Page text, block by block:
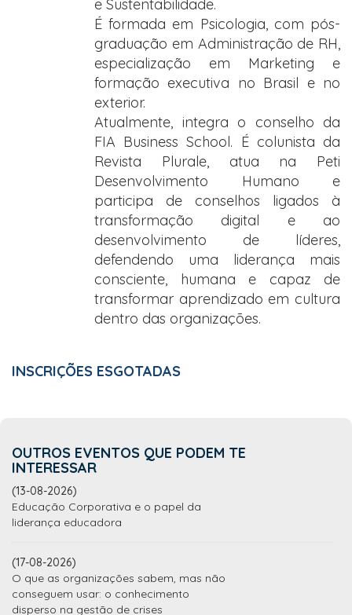
e Sustentabilidade.
É formada em Psicologia, com pós-
graduação em Administração de RH,
especialização em Marketing e
formação executiva no Brasil e no
exterior.
Atualmente, integra o conselho da
FIA Business School. É colunista da
Revista Plurale, atua na Peti
Desenvolvimento Humano e
participa de conselhos ligados à
transformação digital e ao
desenvolvimento de líderes,
defendendo uma liderança mais
consciente, humana e capaz de
transformar aprendizado em cultura
dentro das organizações.
INSCRIÇÕES ESGOTADAS
OUTROS EVENTOS QUE PODEM TE
INTERESSAR
(13-08-2026)
Educação Corporativa e o papel da
liderança educadora
(17-08-2026)
O que as organizações sabem, mas não
conseguem usar: o conhecimento
disperso na gestão de crises